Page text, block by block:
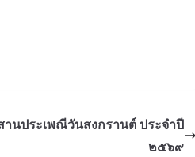
นประเพณีวันสงกรานต์ ประจำปี
๒๕๖๙